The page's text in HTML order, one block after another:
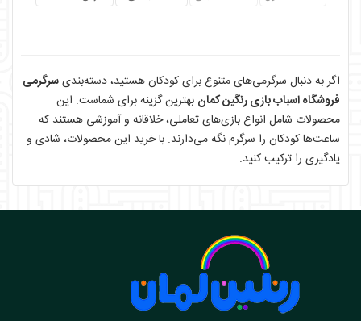
اگر به دنبال سرگرمی‌های متنوع برای کودکان هستید، دسته‌بندیسرگرمی
فروشگاه اسباب بازی رنگین کمان بهترین گزینه برای شماست. این
محصولات شامل انواع بازی‌های تعاملی، خلاقانه و آموزشی هستند که
ساعت‌ها کودکان را سرگرم نگه می‌دارند. با خرید این محصولات، شادی و
یادگیری را ترکیب کنید.